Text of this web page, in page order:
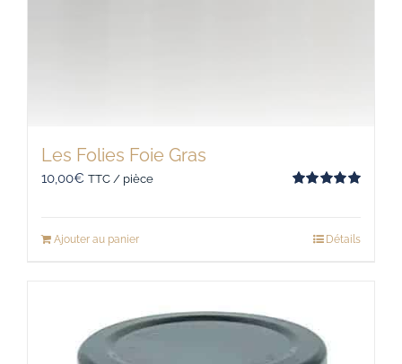
Les Folies Foie Gras
10,00€ TTC / pièce
Ajouter au panier Détails